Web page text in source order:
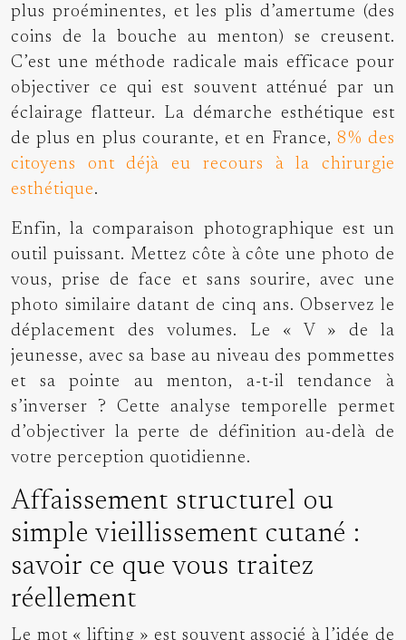
plus proéminentes, et les plis d’amertume (des
coins de la bouche au menton) se creusent.
C’est une méthode radicale mais efficace pour
objectiver ce qui est souvent atténué par un
éclairage flatteur. La démarche esthétique est
de plus en plus courante, et en France, 8% des
citoyens ont déjà eu recours à la chirurgie
esthétique.
Enfin, la comparaison photographique est un
outil puissant. Mettez côte à côte une photo de
vous, prise de face et sans sourire, avec une
photo similaire datant de cinq ans. Observez le
déplacement des volumes. Le « V » de la
jeunesse, avec sa base au niveau des pommettes
et sa pointe au menton, a-t-il tendance à
s’inverser ? Cette analyse temporelle permet
d’objectiver la perte de définition au-delà de
votre perception quotidienne.
Affaissement structurel ou
simple vieillissement cutané :
savoir ce que vous traitez
réellement
Le mot « lifting » est souvent associé à l’idée de